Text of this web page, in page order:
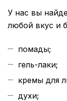
У нас вы
любой вкус и
помады;
гель-лаки;
кремы для
духи;